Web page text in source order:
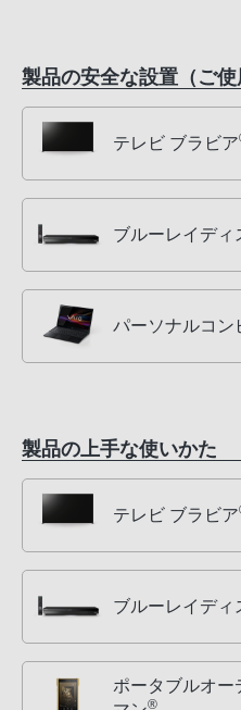
製品の安全な設置（ご使
テレビ ブラビア
ブルーレイディ
パーソナルコン
製品の上手な使いかた
テレビ ブラビア
ブルーレイディ
ポータブルオー
®